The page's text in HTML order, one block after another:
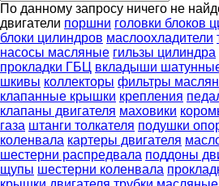
По данному запросу ничего не
двигатели поршни головки блоков
блоки цилиндров маслоохладители
насосы масляные гильзы цилиндра
прокладки ГБЦ вкладыши
шкивы коллекторы фильтры
клапанные крышки крепления
клапаны двигателя маховики
газа штанги толкателя подушки
коленвала картеры двигателя
шестерни распредвала поддоны
щупы шестерни коленвала